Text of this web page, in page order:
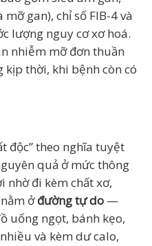
gan), chỉ số FIB-4 và
lượng nguy cơ xơ hoá.
nhiễm mỡ đơn thuần
thời, khi bệnh còn có
độc” theo nghĩa tuyệt
quả ở mức thông
nhờ đi kèm chất xơ,
ởđường tự do —
uống ngọt, bánh kẹo,
và kèm dư calo,